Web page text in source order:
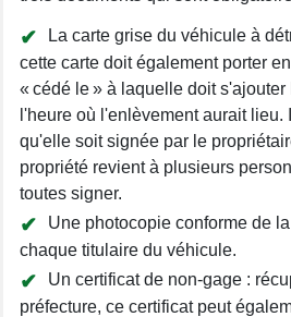
La carte grise du véhicule à
cette carte doit également porter
« cédé le » à laquelle doit
l'heure où l'enlèvement aurait lieu.
qu'elle soit signée par le
propriété revient à plusieurs
toutes signer.
Une photocopie conforme de
chaque titulaire du véhicule.
Un certificat de non-gage :
préfecture, ce certificat peut